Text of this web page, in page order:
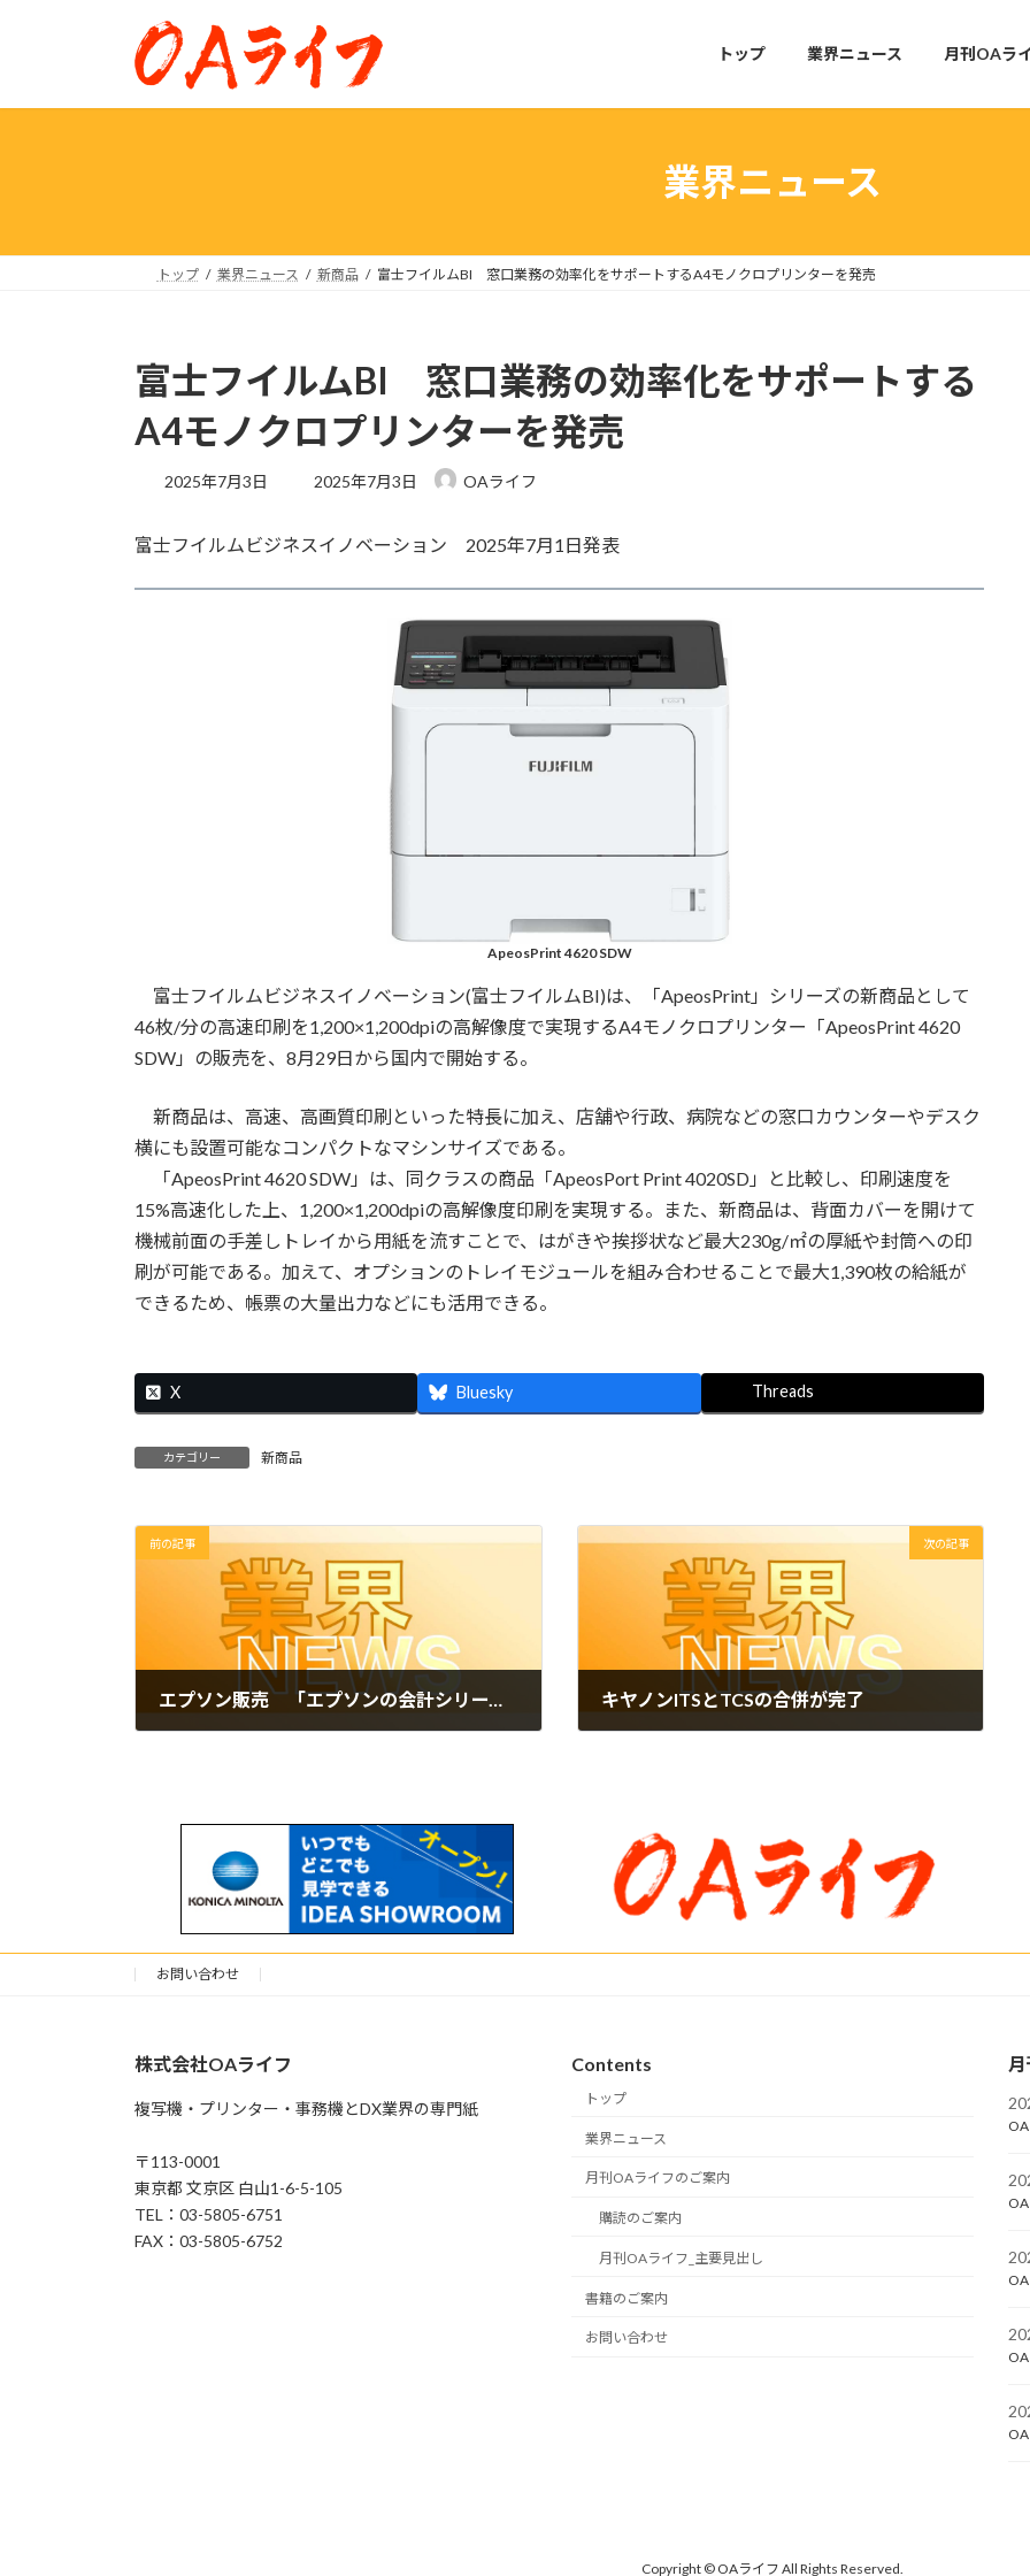
プ
動
トップ 業界ニュース 月刊OAラ
業界ニュース
トップ 業界ニュース 新商品 富士フイルムBI 窓口業務の効率化をサポートするA4モノクロプリンターを発売
富士フイルムBI 窓口業務の効率化をサポートする
A4モノクロプリンターを発売
2025年7月3日
最
新
時
2025年7月3日 OAライフ
富士フイルムビジネスイノベーション 2025年7月1日発表
ApeosPrint 4620 SDW
富士フイルムビジネスイノベーション(富士フイルムBI)は、「ApeosPrint」シリーズの新商品として
46枚/分の高速印刷を1,200×1,200dpiの高解像度で実現するA4モノクロプリンター「ApeosPrint 4620
SDW」の販売を、8月29日から国内で開始する。
新商品は、高速、高画質印刷といった特長に加え、店舗や行政、病院などの窓口カウンターやデスク
横にも設置可能なコンパクトなマシンサイズである。
「ApeosPrint 4620 SDW」は、同クラスの商品「ApeosPort Print 4020SD」と比較し、印刷速度を
15%高速化した上、1,200×1,200dpiの高解像度印刷を実現する。また、新商品は、背面カバーを開けて
機械前面の手差しトレイから用紙を流すことで、はがきや挨拶状など最大230g/㎡の厚紙や封筒への印
刷が可能である。加えて、オプションのトレイモジュールを組み合わせることで最大1,390枚の給紙が
できるため、帳票の大量出力などにも活用できる。
X Bluesky Threads
カテゴリー 新商品
前の記事
エプソン販売 「エプソンの会計シリーズ」第１弾のラインアップを発売
次の記事
キヤノンITSとTCSの合併が完了
お問い合わせ
株式会社OAライフ
複写機・プリンター・事務機とDX業界の専門紙
〒113-0001
東京都 文京区 白山1-6-5-105
TEL：03-5805-6751
FAX：03-5805-6752
Contents
トップ
業界ニュース
月刊OAライフのご案内
購読のご案内
月刊OAライフ_主要見出し
書籍のご案内
お問い合わせ
Copyright © OAライフ All Rights Reserved.